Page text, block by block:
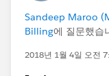
Sandeep Maroo
Billing에 질문했습
2018년 1월 4일 오전